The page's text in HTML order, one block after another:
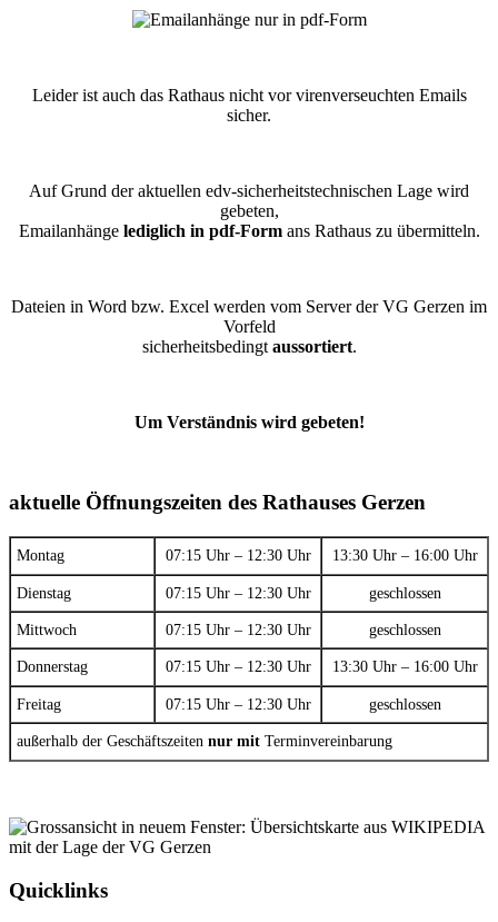
Leider ist auch das Rathaus nicht vor virenverseuchten Emails
sicher.
Auf Grund der aktuellen edv-sicherheitstechnischen Lage wird
gebeten,
Emailanhänge lediglich in pdf-Formans Rathaus zu übermitteln.
Dateien in Word bzw. Excel werden vom Server der VG Gerzen im
Vorfeld
sicherheitsbedingt aussortiert.
Um Verständnis wird gebeten!
aktuelle Öffnungszeiten des Rathauses Gerzen
Montag 07:15 Uhr – 12:30 Uhr 13:30 Uhr – 16:00 Uhr
Dienstag 07:15 Uhr – 12:30 Uhr geschlossen
Mittwoch 07:15 Uhr – 12:30 Uhr geschlossen
Donnerstag 07:15 Uhr – 12:30 Uhr 13:30 Uhr – 16:00 Uhr
Freitag 07:15 Uhr – 12:30 Uhr geschlossen
außerhalb der Geschäftszeiten nur mit Terminvereinbarung
Quicklinks